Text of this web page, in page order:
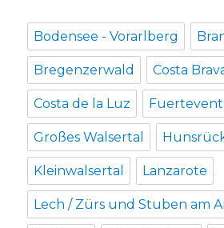
Bodensee - Vorarlberg
Bregenzerwald Costa
Costa de la Luz
Großes Walsertal
Kleinwalsertal Lanzarote
Lech / Zürs und Stuben am